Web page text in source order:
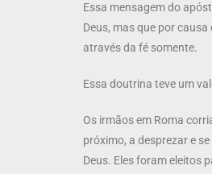
Essa mensagem do
Deus, mas que por
através da fé somente.
Essa doutrina teve um
Os irmãos em Roma
próximo, a desprezar e
Deus. Eles foram eleitos